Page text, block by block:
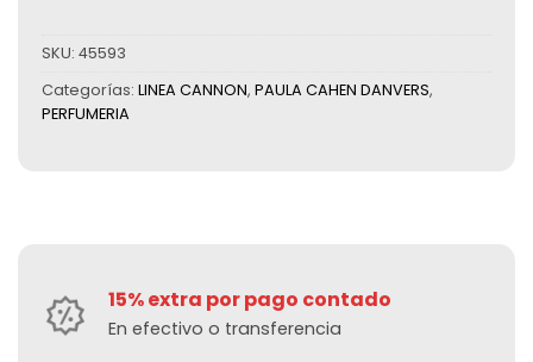
SKU: 45593
Categorías: LINEA CANNON, PAULA CAHEN DANVERS,
PERFUMERIA
15% extra por pago contado
En efectivo o transferencia